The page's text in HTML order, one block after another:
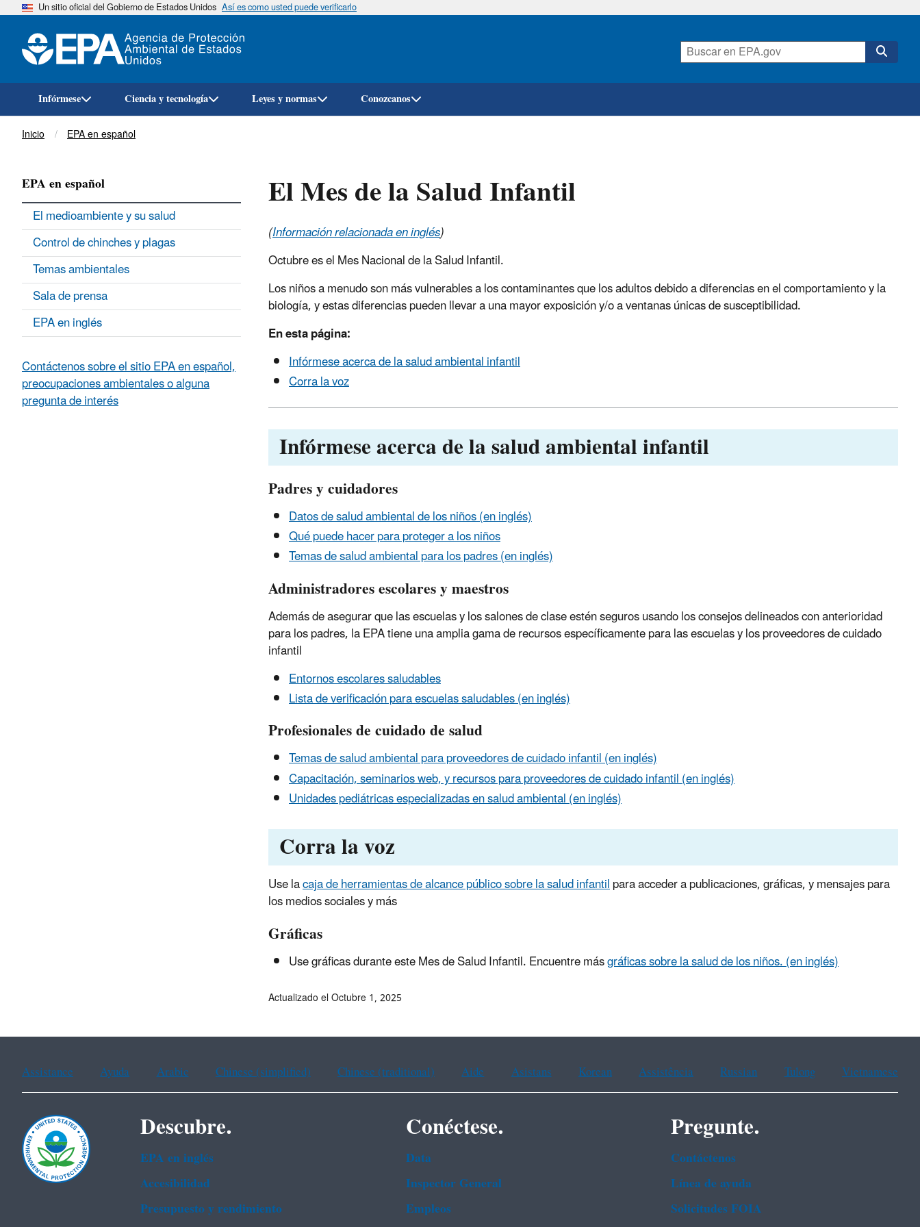
Pasar
Un sitio oficial del Gobierno de Estados Unidos Así es como usted puede verificarlo
Infórmese Ciencia y tecnología Leyes y normas Conozcanos
Breadcrumb
Inicio EPA en español
El Mes de la Salud Infantil
(Información relacionada en inglés)
Octubre es el Mes Nacional de la Salud Infantil.
Los niños a menudo son más vulnerables a los contaminantes que los adultos debido a diferencias en el comportamiento y la
biología, y estas diferencias pueden llevar a una mayor exposición y/o a ventanas únicas de susceptibilidad.
En esta página:
Infórmese acerca de la salud ambiental infantil
Corra la voz
Infórmese acerca de la salud ambiental infantil
Padres y cuidadores
Datos de salud ambiental de los niños (en inglés)
Qué puede hacer para proteger a los niños
Temas de salud ambiental para los padres (en inglés)
Administradores escolares y maestros
Además de asegurar que las escuelas y los salones de clase estén seguros usando los consejos delineados con anterioridad
para los padres, la EPA tiene una amplia gama de recursos específicamente para las escuelas y los proveedores de cuidado
infantil
Entornos escolares saludables
Lista de verificación para escuelas saludables (en inglés)
Profesionales de cuidado de salud
Temas de salud ambiental para proveedores de cuidado infantil (en inglés)
Capacitación, seminarios web, y recursos para proveedores de cuidado infantil (en inglés)
Unidades pediátricas especializadas en salud ambiental (en inglés)
Corra la voz
Use lacaja de herramientas de alcance público sobre la salud infantilpara acceder a publicaciones, gráficas, y mensajes para
los medios sociales y más
Gráficas
Use gráficas durante este Mes de Salud Infantil. Encuentre másgráficas sobre la salud de los niños. (en inglés)
EPA en español
El medioambiente y su salud
Control de chinches y plagas
Temas ambientales
Sala de prensa
EPA en inglés
Contáctenos sobre el sitio EPA en español,
preocupaciones ambientales o alguna
pregunta de interés
Actualizado el Octubre 1, 2025
Assistance Ayuda Arabic Chinese (simplified) Chinese (traditional) Aide Asistans Korean Assistência Russian Tulong Vietnamese
Descubre.
EPA en ingl‌és
Accesibilidad
Presupuesto y rendimiento
Conéctese.
Data
Inspector General
Empleos
Pregunte.
Contáctenos
Línea de ayuda
Solicitudes FOIA